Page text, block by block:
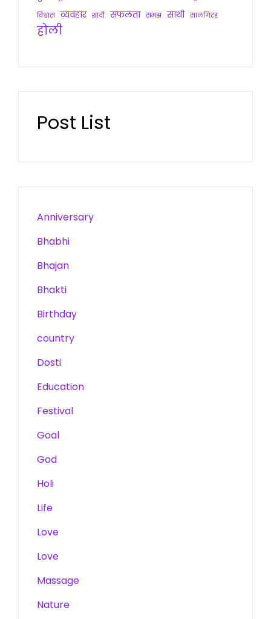
विश्वास व्यवहार शादी सफलता समझ साथी सालगिरह
होली
Post List
Anniversary
Bhabhi
Bhajan
Bhakti
Birthday
country
Dosti
Education
Festival
Goal
God
Holi
Life
Love
Love
Massage
Nature